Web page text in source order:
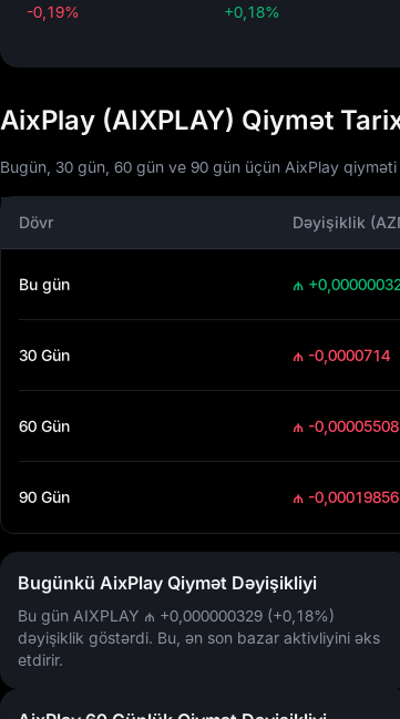
-0,19%
+0,18%
AixPlay (AIXPLAY) Qiymət
Bugün, 30 gün, 60 gün ve 90 gün üçün AixPlay
Dövr Dəyişiklik
Bu gün ₼
30 Gün ₼ -0,0000714
60 Gün ₼ -0,00005508
90 Gün ₼ -0,00019856
Bugünkü AixPlay Qiymət Dəyişikliyi
Bu gün AIXPLAY ₼ +0,000000329 (+0,18%)
dəyişiklik göstərdi. Bu, ən son bazar aktivliyini əks
etdirir.